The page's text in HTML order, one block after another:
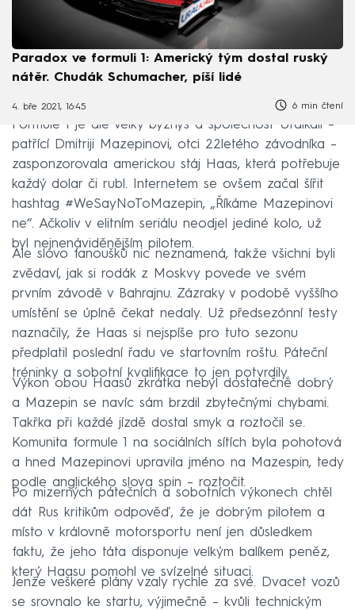
Paradox ve formuli 1: Americký tým dostal ruský
nátěr. Chudák Schumacher, píší lidé
4. bře 2021, 16:45 6 min čtení
Formule 1 je ale velký byznys a společnost Uralkali –
patřící Dmitriji Mazepinovi, otci 22letého závodníka –
zasponzorovala americkou stáj Haas, která potřebuje
každý dolar či rubl. Internetem se ovšem začal šířit
hashtag #WeSayNoToMazepin, „Říkáme Mazepinovi
ne“. Ačkoliv v elitním seriálu neodjel jediné kolo, už
byl nejnenáviděnějším pilotem.
Ale slovo fanoušků nic neznamená, takže všichni byli
zvědaví, jak si rodák z Moskvy povede ve svém
prvním závodě v Bahrajnu. Zázraky v podobě vyššího
umístění se úplně čekat nedaly. Už předsezónní testy
naznačily, že Haas si nejspíše pro tuto sezonu
předplatil poslední řadu ve startovním roštu. Páteční
tréninky a sobotní kvalifikace to jen potvrdily.
Výkon obou Haasů zkrátka nebyl dostatečně dobrý
a Mazepin se navíc sám brzdil zbytečnými chybami.
Takřka při každé jízdě dostal smyk a roztočil se.
Komunita formule 1 na sociálních sítích byla pohotová
a hned Mazepinovi upravila jméno na Mazespin, tedy
podle anglického slova spin – roztočit.
Po mizerných pátečních a sobotních výkonech chtěl
dát Rus kritikům odpověď, že je dobrým pilotem a
místo v královně motorsportu není jen důsledkem
faktu, že jeho táta disponuje velkým balíkem peněz,
který Haasu pomohl ve svízelné situaci.
Jenže veškeré plány vzaly rychle za své. Dvacet vozů
se srovnalo ke startu, výjimečně – kvůli technickým